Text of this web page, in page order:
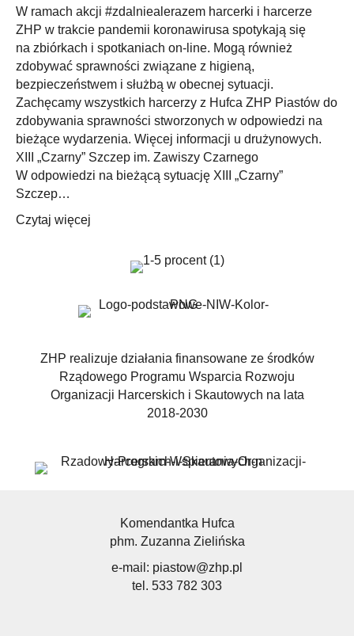
W ramach akcji #zdalniealerazem harcerki i harcerze
ZHP w trakcie pandemii koronawirusa spotykają się
na zbiórkach i spotkaniach on-line. Mogą również
zdobywać sprawności związane z higieną,
bezpieczeństwem i służbą w obecnej sytuacji.
Zachęcamy wszystkich harcerzy z Hufca ZHP Piastów do
zdobywania sprawności stworzonych w odpowiedzi na
bieżące wydarzenia. Więcej informacji u drużynowych.
XIII „Czarny” Szczep im. Zawiszy Czarnego
W odpowiedzi na bieżącą sytuację XIII „Czarny”
Szczep…
Czytaj więcej
ZHP realizuje działania finansowane ze środków
Rządowego Programu Wsparcia Rozwoju
Organizacji Harcerskich i Skautowych na lata
2018-2030
Komendantka Hufca
phm. Zuzanna Zielińska
e-mail: piastow@zhp.pl
tel. 533 782 303